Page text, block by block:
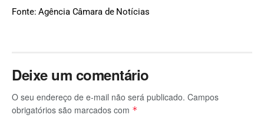
Fonte: Agência Câmara de Notícias
Deixe um comentário
O seu endereço de e-mail não será publicado. Campos
obrigatórios são marcados com *